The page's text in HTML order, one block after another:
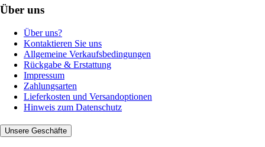
Über uns
Über uns?
Kontaktieren Sie uns
Allgemeine Verkaufsbedingungen
Rückgabe & Erstattung
Impressum
Zahlungsarten
Lieferkosten und Versandoptionen
Hinweis zum Datenschutz
Unsere Geschäfte